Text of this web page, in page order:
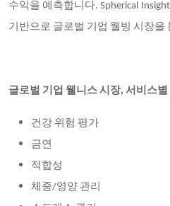
수익을 예측합니다. Spherical
기반으로 글로벌 기업 웰빙 시장을
글로벌 기업 웰니스 시장, 서비스별
건강 위험 평가
금연
적합성
체중/영양 관리